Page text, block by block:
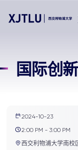
科研
学院
国际创
2024-10-23
2:00 PM - 3:00 PM
西交利物浦大学南校